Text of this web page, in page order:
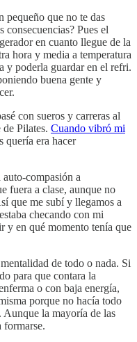
pequeño que no te das
consecuencias? Pues el
en cuanto llegue de la
hora y media a temperatura
y poderla guardar en el refri.
buena gente y
con sueros y carreras al
Pilates. Cuando vibró mi
quería era hacer
compasión a
fuera a clase, aunque no
que me subí y llegamos a
checando con mi
y en qué momento tenía que
de todo o nada. Si
para que contara la
o con baja energía,
porque no hacía todo
Aunque la mayoría de las
formarse.